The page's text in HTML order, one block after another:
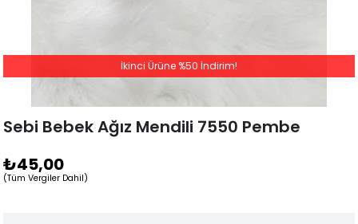
Sebi Bebek Ağız Mendili 7550 Pembe
₺45,00
(Tüm Vergiler Dahil)
İkinci Ürüne %50 İndirim!